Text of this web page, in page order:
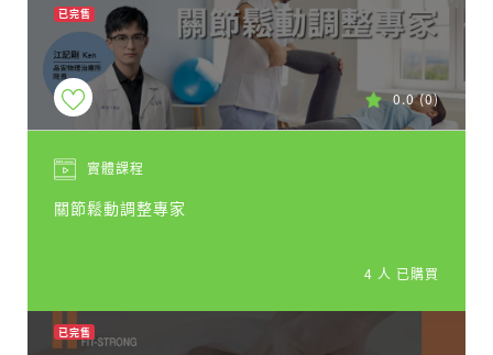
已完售
0.0 (0)
實體課程
關節鬆動調整專家
4 人 已購買
已完售